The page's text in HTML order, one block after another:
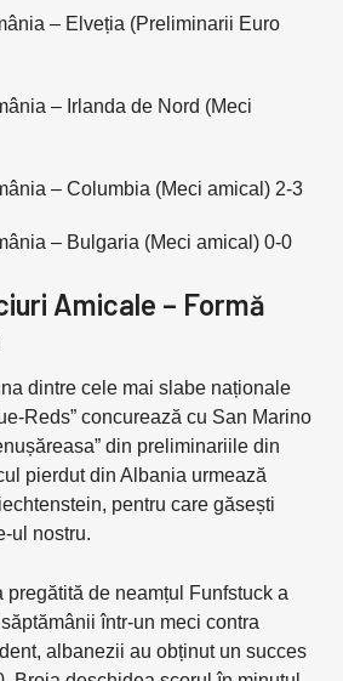
– Elveția (Preliminarii Euro
– Irlanda de Nord (Meci
– Columbia (Meci amical) 2-3
– Bulgaria (Meci amical) 0-0
Amicale – Formă
dintre cele mai slabe naționale
Reds” concurează cu San Marino
din preliminariile din
pierdut din Albania urmează
pentru care găsești
ul nostru.
pregătită de neamțul Funfstuck a
într-un meci contra
albanezii au obținut un succes